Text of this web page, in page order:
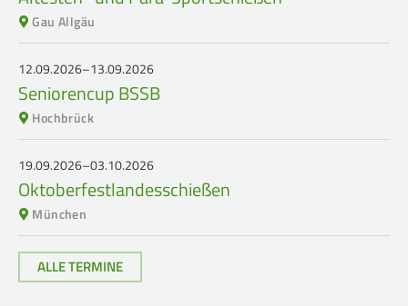
Gau Allgäu
12.09.2026–13.09.2026
Seniorencup BSSB
Hochbrück
19.09.2026–03.10.2026
Oktoberfestlandesschießen
München
ALLE TERMINE